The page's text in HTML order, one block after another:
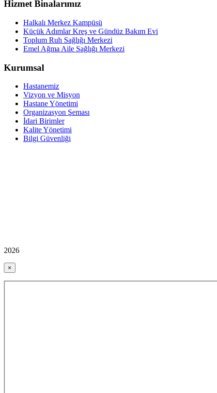
Hizmet Binalarımız
Halkalı Merkez Kampüsü
Küçük Adımlar Kreş ve Gündüz Bakım Evi
Toplum Ruh Sağlığı Merkezi
Emel Ağma Aile Sağlığı Merkezi
Kurumsal
Hastanemiz
Vizyon ve Misyon
Hastane Yönetimi
Organizasyon Şeması
İdari Birimler
Kalite Yönetimi
Bilgi Güvenliği
2026
×